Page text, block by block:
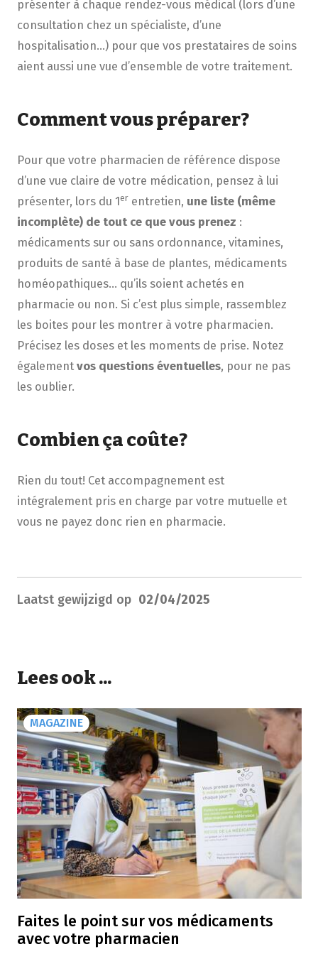
présenter à chaque rendez-vous médical (lors d’une
consultation chez un spécialiste, d’une
hospitalisation…) pour que vos prestataires de soins
aient aussi une vue d’ensemble de votre traitement.
Comment vous préparer?
Pour que votre pharmacien de référence dispose
d’une vue claire de votre médication, pensez à lui
présenter, lors du 1erentretien, une liste (même
incomplète) de tout ce que vous prenez :
médicaments sur ou sans ordonnance, vitamines,
produits de santé à base de plantes, médicaments
homéopathiques… qu’ils soient achetés en
pharmacie ou non. Si c’est plus simple, rassemblez
les boites pour les montrer à votre pharmacien.
Précisez les doses et les moments de prise. Notez
également vos questions éventuelles, pour ne pas
les oublier.
Combien ça coûte?
Rien du tout! Cet accompagnement est
intégralement pris en charge par votre mutuelle et
vous ne payez donc rien en pharmacie.
Laatst gewijzigd op 02/04/2025
Lees ook ...
MAGAZINE
Faites le point sur vos médicaments
avec votre pharmacien